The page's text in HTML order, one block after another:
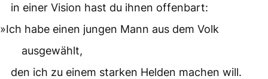
in einer Vision hast du ihnen offenbart:
»Ich habe einen jungen Mann aus dem Volk
ausgewählt,
den ich zu einem starken Helden machen will.